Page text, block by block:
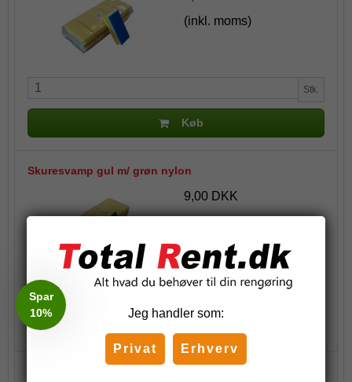
(inkl. moms)
Stk.
Køb
Skuresvamp gul m/ grøn nylon
9,00 DKK
Jeg handler som:
Privat Erhverv
Spar
10%